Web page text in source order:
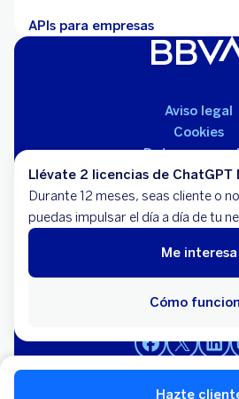
Llévate 2 licencias de ChatGPT
Durante 12 meses, seas cliente o
puedas impulsar el día a día de tu
Me interesa
Cómo
Hazte
APIs para empresas
Aviso legal
Cookies
Datos
Informes
Servicios de
Tarifas
Servicio de atención